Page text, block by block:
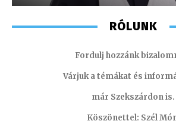
RÓLUNK
Fordulj hozzánk
Várjuk a témákat és
már Szekszárdon is.
Köszönettel: Szél